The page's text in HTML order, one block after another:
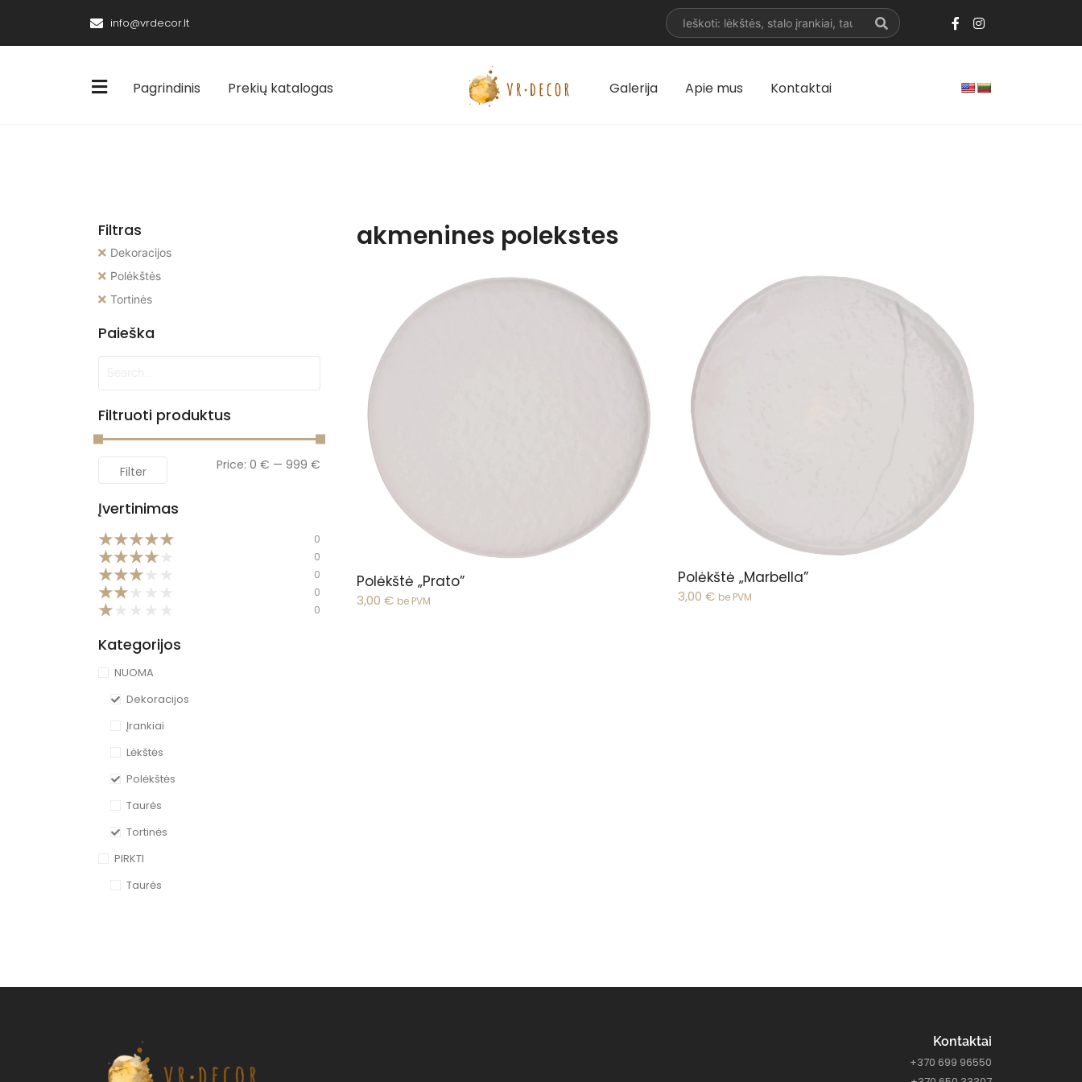
info@vrdecor.lt
Pagrindinis Prekių katalogas Galerija Apie mus Kontaktai
Filtras
Dekoracijos
Polėkštės
Tortinės
Paieška
Filtruoti produktus
Filter Price: 0 € — 999 €
Įvertinimas
★★★★★ 0
★★★★ 0
★★★ 0
★★ 0
★ 0
Kategorijos
NUOMA
Dekoracijos
Įrankiai
Lėkštės
Polėkštės
Taurės
Tortinės
PIRKTI
Taurės
akmenines polekstes
Polėkštė „Prato”
3,00 € be PVM
Polėkštė „Marbella”
3,00 € be PVM
Kontaktai
+370 699 96550